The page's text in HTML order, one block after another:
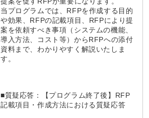
当プログラムでは、RFPを作成する目的
や効果、RFPの記載項目、RFPにより提
案を依頼すべき事項（システムの機能、
導入方法、コスト等）からRFPへの添付
資料まで、わかりやすく解説いたしま
す。
■質疑応答：
【プログラム終了後】RFP
記載項目・作成方法における質疑応答